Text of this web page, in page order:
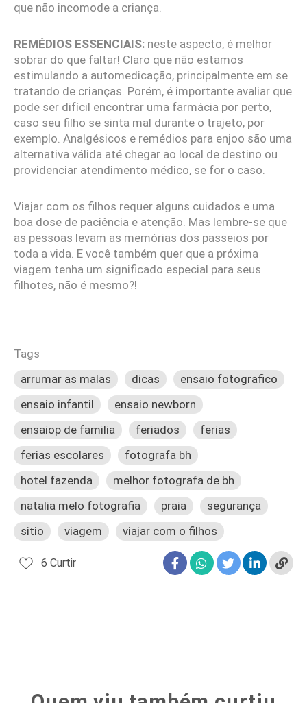
que não incomode a criança.
REMÉDIOS ESSENCIAIS: neste aspecto, é melhor
sobrar do que faltar! Claro que não estamos
estimulando a automedicação, principalmente em se
tratando de crianças. Porém, é importante avaliar que
pode ser difícil encontrar uma farmácia por perto,
caso seu filho se sinta mal durante o trajeto, por
exemplo. Analgésicos e remédios para enjoo são uma
alternativa válida até chegar ao local de destino ou
providenciar atendimento médico, se for o caso.
Viajar com os filhos requer alguns cuidados e uma
boa dose de paciência e atenção. Mas lembre-se que
as pessoas levam as memórias dos passeios por
toda a vida. E você também quer que a próxima
viagem tenha um significado especial para seus
filhotes, não é mesmo?!
Tags
arrumar as malas
dicas
ensaio fotografico
ensaio infantil
ensaio newborn
ensaiop de familia
feriados
ferias
ferias escolares
fotografa bh
hotel fazenda
melhor fotografa de bh
natalia melo fotografia
praia
segurança
sitio
viagem viajar com o filhos
6 Curtir